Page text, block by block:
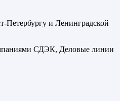
Петербургу и Ленинградской
СДЭК, Деловые линии